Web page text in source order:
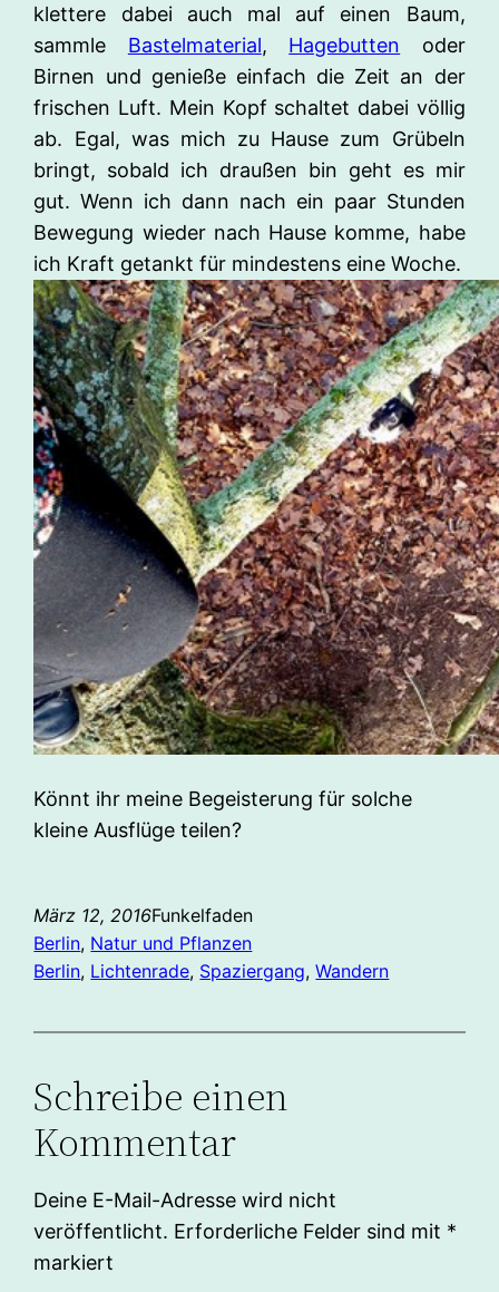
klettere dabei auch mal auf einen Baum,
sammle Bastelmaterial, Hagebutten oder
Birnen und genieße einfach die Zeit an der
frischen Luft. Mein Kopf schaltet dabei völlig
ab. Egal, was mich zu Hause zum Grübeln
bringt, sobald ich draußen bin geht es mir
gut. Wenn ich dann nach ein paar Stunden
Bewegung wieder nach Hause komme, habe
ich Kraft getankt für mindestens eine Woche.
Könnt ihr meine Begeisterung für solche
kleine Ausflüge teilen?
März 12, 2016Funkelfaden
Berlin, Natur und Pflanzen
Berlin, Lichtenrade, Spaziergang, Wandern
Schreibe einen
Kommentar
Deine E-Mail-Adresse wird nicht
veröffentlicht. Erforderliche Felder sind mit *
markiert